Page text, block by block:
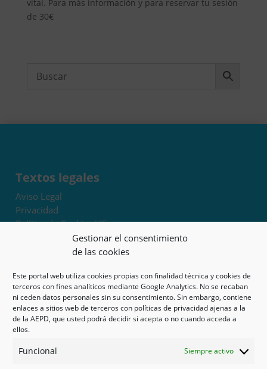
Gestionar el consentimiento
de las cookies
Este portal web utiliza cookies propias con finalidad técnica y cookies de
terceros con fines analíticos mediante Google Analytics. No se recaban
ni ceden datos personales sin su consentimiento. Sin embargo, contiene
enlaces a sitios web de terceros con políticas de privacidad ajenas a la
de la AEPD, que usted podrá decidir si acepta o no cuando acceda a
ellos.
Funcional Siempre activo
vital. Para más información y para reservar tu sesión
de 30€
Textos legales
Aviso Legal
Privacidad
Política de Cookies UE
Términos y condiciones
Exoneración de responsabilidad
Mapa del sitio
Mi cuenta
Tienda
Psicología en Murcia
Guías